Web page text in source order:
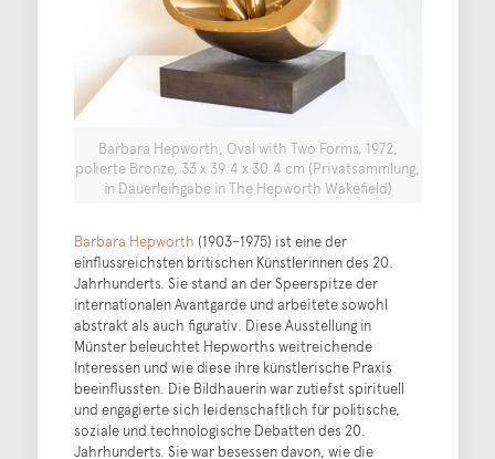
Barbara Hepworth, Oval with Two Forms, 1972,
polierte Bronze, 33 x 39.4 x 30.4 cm (Privatsammlung,
in Dauerleihgabe in The Hepworth Wakefield)
Barbara Hepworth (1903–1975) ist eine der
einflussreichsten britischen Künstlerinnen des 20.
Jahrhunderts. Sie stand an der Speerspitze der
internationalen Avantgarde und arbeitete sowohl
abstrakt als auch figurativ. Diese Ausstellung in
Münster beleuchtet Hepworths weitreichende
Interessen und wie diese ihre künstlerische Praxis
beeinflussten. Die Bildhauerin war zutiefst spirituell
und engagierte sich leidenschaftlich für politische,
soziale und technologische Debatten des 20.
Jahrhunderts. Sie war besessen davon, wie die